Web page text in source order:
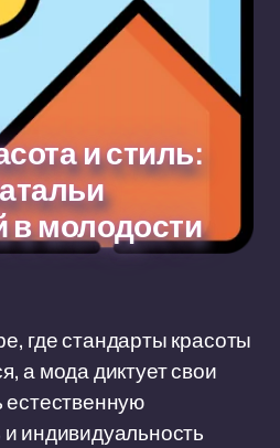
и стиль:
в молодости
где стандарты красоты
а мода диктует свои
естественную
индивидуальность